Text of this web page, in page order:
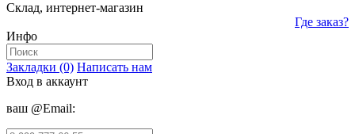
Склад, интернет-магазин
Где заказ?
Инфо
Закладки (0) Написать нам
Вход в аккаунт
ваш @Email: